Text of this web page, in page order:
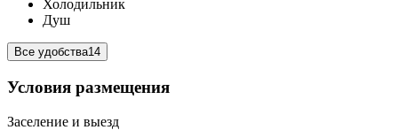
Холодильник
Душ
Все удобства14
Условия размещения
Заселение и выезд